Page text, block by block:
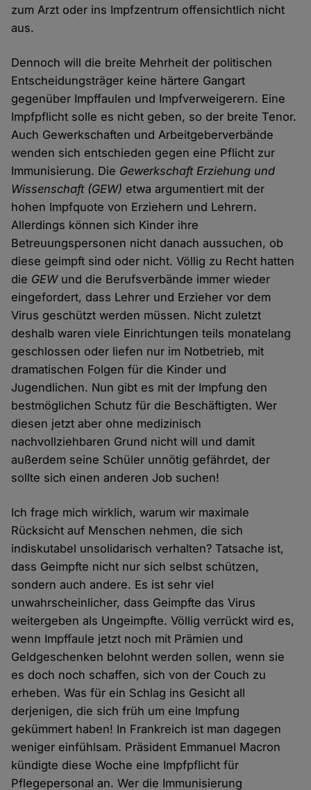
zum Arzt oder ins Impfzentrum offensichtlich nicht
aus.
Dennoch will die breite Mehrheit der politischen
Entscheidungsträger keine härtere Gangart
gegenüber Impffaulen und Impfverweigerern. Eine
Impfpflicht solle es nicht geben, so der breite Tenor.
Auch Gewerkschaften und Arbeitgeberverbände
wenden sich entschieden gegen eine Pflicht zur
Immunisierung. Die Gewerkschaft Erziehung und
Wissenschaft (GEW) etwa argumentiert mit der
hohen Impfquote von Erziehern und Lehrern.
Allerdings können sich Kinder ihre
Betreuungspersonen nicht danach aussuchen, ob
diese geimpft sind oder nicht. Völlig zu Recht hatten
die GEWund die Berufsverbände immer wieder
eingefordert, dass Lehrer und Erzieher vor dem
Virus geschützt werden müssen. Nicht zuletzt
deshalb waren viele Einrichtungen teils monatelang
geschlossen oder liefen nur im Notbetrieb, mit
dramatischen Folgen für die Kinder und
Jugendlichen. Nun gibt es mit der Impfung den
bestmöglichen Schutz für die Beschäftigten. Wer
diesen jetzt aber ohne medizinisch
nachvollziehbaren Grund nicht will und damit
außerdem seine Schüler unnötig gefährdet, der
sollte sich einen anderen Job suchen!
Ich frage mich wirklich, warum wir maximale
Rücksicht auf Menschen nehmen, die sich
indiskutabel unsolidarisch verhalten? Tatsache ist,
dass Geimpfte nicht nur sich selbst schützen,
sondern auch andere. Es ist sehr viel
unwahrscheinlicher, dass Geimpfte das Virus
weitergeben als Ungeimpfte. Völlig verrückt wird es,
wenn Impffaule jetzt noch mit Prämien und
Geldgeschenken belohnt werden sollen, wenn sie
es doch noch schaffen, sich von der Couch zu
erheben. Was für ein Schlag ins Gesicht all
derjenigen, die sich früh um eine Impfung
gekümmert haben! In Frankreich ist man dagegen
weniger einfühlsam. Präsident Emmanuel Macron
kündigte diese Woche eine Impfpflicht für
Pflegepersonal an. Wer die Immunisierung